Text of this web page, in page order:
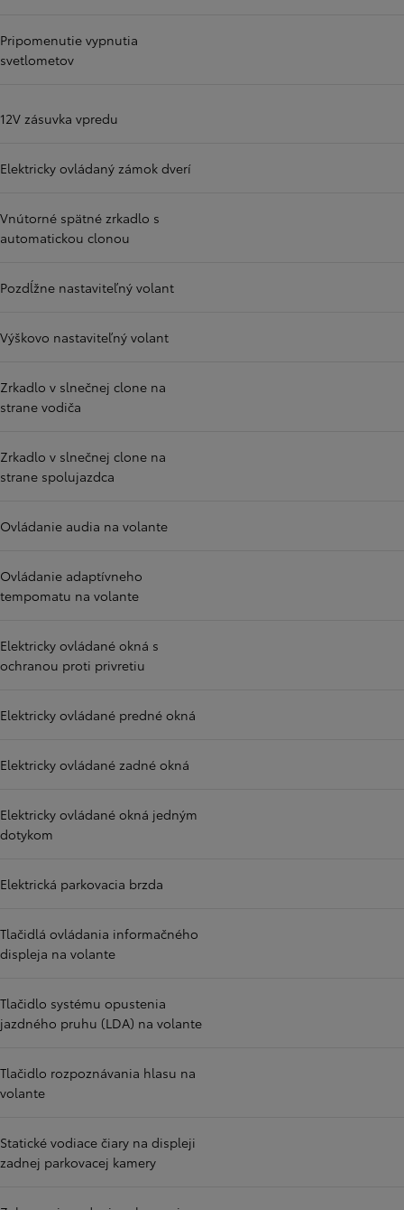
Pripomenutie vypnutia
svetlometov
12V zásuvka vpredu
Elektricky ovládaný zámok dverí
Vnútorné spätné zrkadlo s
automatickou clonou
Pozdĺžne nastaviteľný volant
Výškovo nastaviteľný volant
Zrkadlo v slnečnej clone na
strane vodiča
Zrkadlo v slnečnej clone na
strane spolujazdca
Ovládanie audia na volante
Ovládanie adaptívneho
tempomatu na volante
Elektricky ovládané okná s
ochranou proti privretiu
Elektricky ovládané predné okná
Elektricky ovládané zadné okná
Elektricky ovládané okná jedným
dotykom
Elektrická parkovacia brzda
Tlačidlá ovládania informačného
displeja na volante
Tlačidlo systému opustenia
jazdného pruhu (LDA) na volante
Tlačidlo rozpoznávania hlasu na
volante
Statické vodiace čiary na displeji
zadnej parkovacej kamery